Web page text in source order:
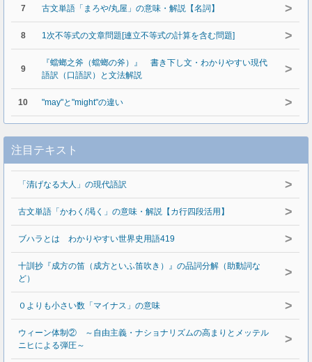
7 古文単語「まろや/丸屋」の意味・解説【名詞】 >
8 1次不等式の文章問題[連立不等式の計算を含む問題] >
9
『蟷螂之斧（蟷螂の斧）』 書き下し文・わかりやすい現代
語訳（口語訳）と文法解説
>
10 "may"と"might"の違い >
注目テキスト
「清げなる大人」の現代語訳 >
古文単語「かわく/渇く」の意味・解説【カ行四段活用】 >
ブハラとは わかりやすい世界史用語419 >
十訓抄『成方の笛（成方といふ笛吹き）』の品詞分解（助動詞な
ど）
>
０よりも小さい数「マイナス」の意味 >
ウィーン体制② ～自由主義・ナショナリズムの高まりとメッテル
ニヒによる弾圧～
>